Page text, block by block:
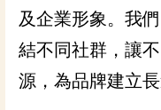
及企業形象。我
結不同社群，讓
源，為品牌建立長